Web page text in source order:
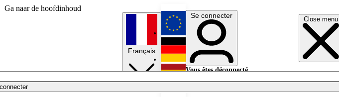
Ga naar de hoofdinhoud
Close menu
Français
English
Deutsch
Se connecter
Vous êtes déconnecté.